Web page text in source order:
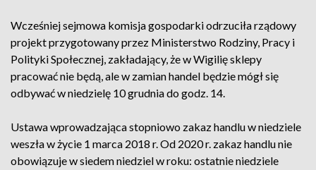
Wcześniej sejmowa komisja gospodarki odrzuciła rządowy
projekt przygotowany przez Ministerstwo Rodziny, Pracy i
Polityki Społecznej, zakładający, że w Wigilię sklepy
pracować nie będą, ale w zamian handel będzie mógł się
odbywać w niedzielę 10 grudnia do godz. 14.
Ustawa wprowadzająca stopniowo zakaz handlu w niedziele
weszła w życie 1 marca 2018 r. Od 2020 r. zakaz handlu nie
obowiązuje w siedem niedziel w roku: ostatnie niedziele